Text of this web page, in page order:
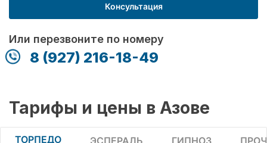
Консультация
Или перезвоните по номеру
8 (927) 216-18-49
Тарифы и цены в Азове
ТОРПЕДО ЭСПЕРАЛЬ ГИПНОЗ